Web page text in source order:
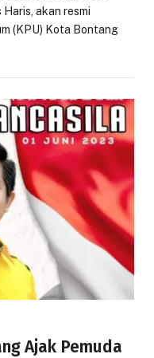
akan resmi
(KPU) Kota Bontang
Ajak Pemuda